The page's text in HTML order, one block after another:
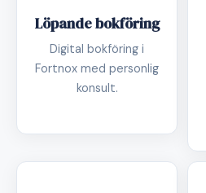
Löpande bokföring
Digital bokföring i
Fortnox med personlig
konsult.